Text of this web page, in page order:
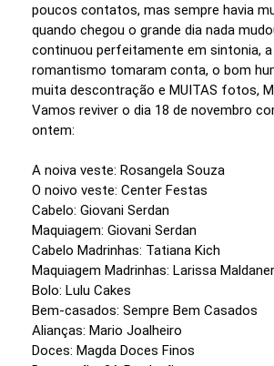
poucos contatos, mas sempre havia
quando chegou o grande dia nada
continuou perfeitamente em sintonia,
romantismo tomaram conta, o bom
muita descontração e MUITAS fotos,
Vamos reviver o dia 18 de novembro
ontem:
A noiva veste: Rosangela Souza
O noivo veste: Center Festas
Cabelo: Giovani Serdan
Maquiagem: Giovani Serdan
Cabelo Madrinhas: Tatiana Kich
Maquiagem Madrinhas: Larissa Maldaner
Bolo: Lulu Cakes
Bem-casados: Sempre Bem Casados
Alianças: Mario Joalheiro
Doces: Magda Doces Finos